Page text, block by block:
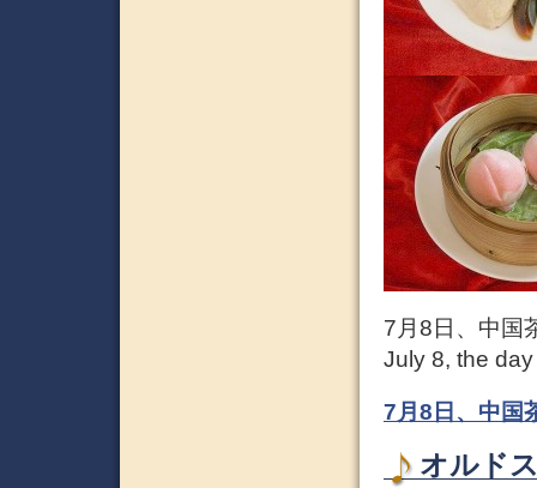
7月8日、中国
July 8, the
7月8日、中国
オルド